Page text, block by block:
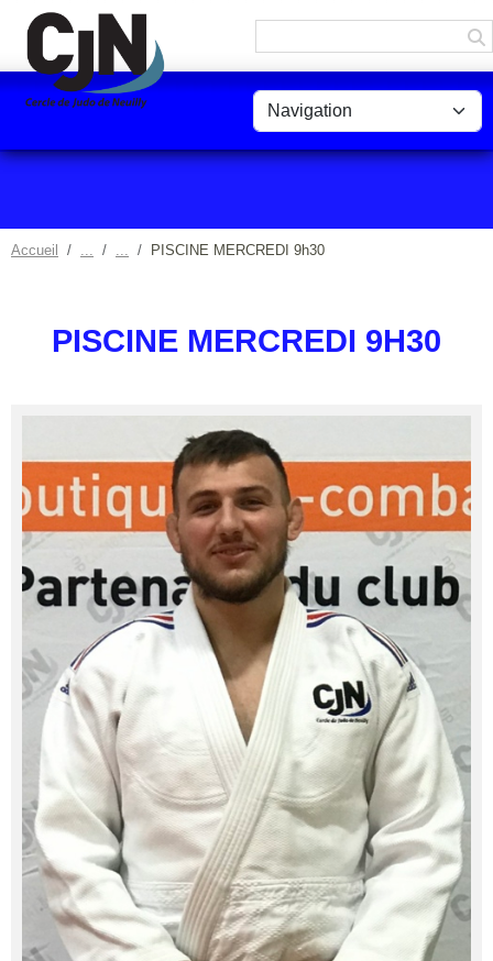
Accueil PISCINE MERCREDI 9h30
PISCINE MERCREDI 9H30
Panneau de gestion des cookies